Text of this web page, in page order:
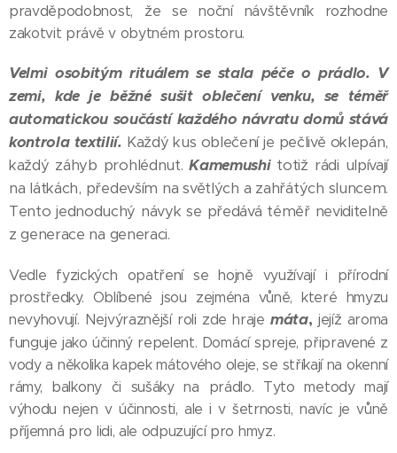
pravděpodobnost, že se noční návštěvník rozhodne
zakotvit právě v obytném prostoru.
Velmi osobitým rituálem se stala péče o prádlo. V
zemi, kde je běžné sušit oblečení venku, se téměř
automatickou součástí každého návratu domů stává
kontrola textilií. Každý kus oblečení je pečlivě oklepán,
každý záhyb prohlédnut.Kamemushi totiž rádi ulpívají
na látkách, především na světlých a zahřátých sluncem.
Tento jednoduchý návyk se předává téměř neviditelně
z generace na generaci.
Vedle fyzických opatření se hojně využívají i přírodní
prostředky. Oblíbené jsou zejména vůně, které hmyzu
nevyhovují. Nejvýraznější roli zde hrajemáta, jejíž aroma
funguje jako účinný repelent. Domácí spreje, připravené z
vody a několika kapek mátového oleje, se stříkají na okenní
rámy, balkony či sušáky na prádlo. Tyto metody mají
výhodu nejen v účinnosti, ale i v šetrnosti, navíc je vůně
příjemná pro lidi, ale odpuzující pro hmyz.